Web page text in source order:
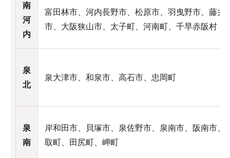
南
河
内
富田林市、河内長野市、松原市、羽曳野市、藤井
市、大阪狭山市、太子町、河南町、千早赤阪村
泉
北
泉大津市、和泉市、高石市、忠岡町
泉
南
岸和田市、貝塚市、泉佐野市、泉南市、阪南市、
取町、田尻町、岬町